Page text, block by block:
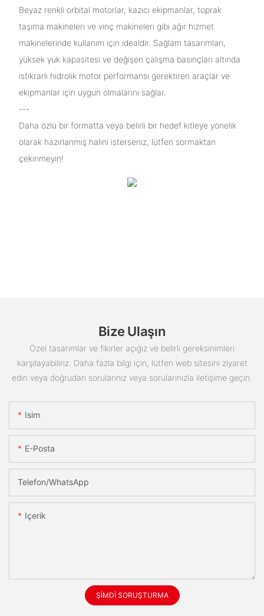
Beyaz renkli orbital motorlar, kazıcı ekipmanlar, toprak
taşıma makineleri ve vinç makineleri gibi ağır hizmet
makinelerinde kullanım için idealdir. Sağlam tasarımları,
yüksek yük kapasitesi ve değişen çalışma basınçları altında
istikrarlı hidrolik motor performansı gerektiren araçlar ve
ekipmanlar için uygun olmalarını sağlar.
---
Daha özlü bir formatta veya belirli bir hedef kitleye yönelik
olarak hazırlanmış halini isterseniz, lütfen sormaktan
çekinmeyin!
Bize Ulaşın
Özel tasarımlar ve fikirler açığız ve belirli gereksinimleri
karşılayabiliriz. Daha fazla bilgi için, lütfen web sitesini ziyaret
edin veya doğrudan sorularınız veya sorularınızla iletişime geçin.
Isim
E-Posta
Telefon/WhatsApp
Içerik
ŞIMDI SORUŞTURMA